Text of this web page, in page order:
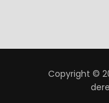
Copyright ©